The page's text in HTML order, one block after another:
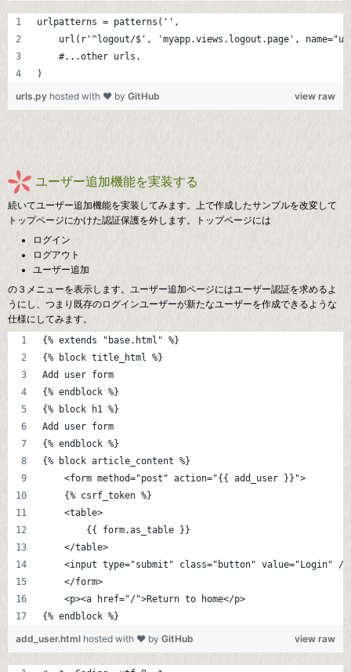
urlpatterns = patterns('',
url(r'^logout/$', 'myapp.views.logout.page',
    #...other urls.
)
view raw
urls.py hosted with ❤ by GitHub
ユーザー追加機能を実装する
続いてユーザー追加機能を実装してみます。上で作成したサンプルを改変して
トップページにかけた認証保護を外します。トップページには
ログイン
ログアウト
ユーザー追加
の３メニューを表示します。ユーザー追加ページにはユーザー認証を求めるよ
うにし、つまり既存のログインユーザーが新たなユーザーを作成できるような
仕様にしてみます。
{% extends "base.html" %}
{% block title_html %}
Add user form
{% endblock %}
{% block h1 %}
Add user form
{% endblock %}
{% block article_content %}
    <form method="post" action="{{ add_user }}">
    {% csrf_token %}
    <table>
        {{ form.as_table }}
    </table>
    <input type="submit" class="button" value="Login" />
    </form>
    <p><a href="/">Return to home</p>
{% endblock %}
view raw
add_user.html hosted with ❤ by GitHub